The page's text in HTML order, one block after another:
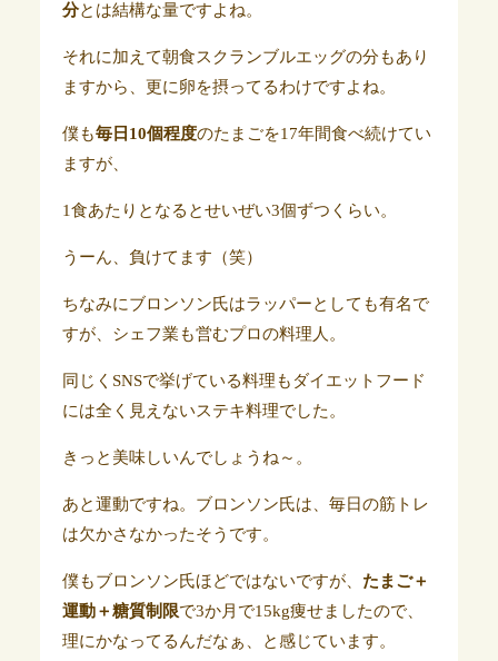
分とは結構な量ですよね。
それに加えて朝食スクランブルエッグの分もあり
ますから、更に卵を摂ってるわけですよね。
僕も毎日10個程度のたまごを17年間食べ続けてい
ますが、
1食あたりとなるとせいぜい3個ずつくらい。
うーん、負けてます（笑）
ちなみにブロンソン氏はラッパーとしても有名で
すが、シェフ業も営むプロの料理人。
同じくSNSで挙げている料理もダイエットフード
には全く見えないステキ料理でした。
きっと美味しいんでしょうね～。
あと運動ですね。ブロンソン氏は、毎日の筋トレ
は欠かさなかったそうです。
僕もブロンソン氏ほどではないですが、 たまご＋
運動＋糖質制限で3か月で15kg痩せましたので、
理にかなってるんだなぁ、と感じています。